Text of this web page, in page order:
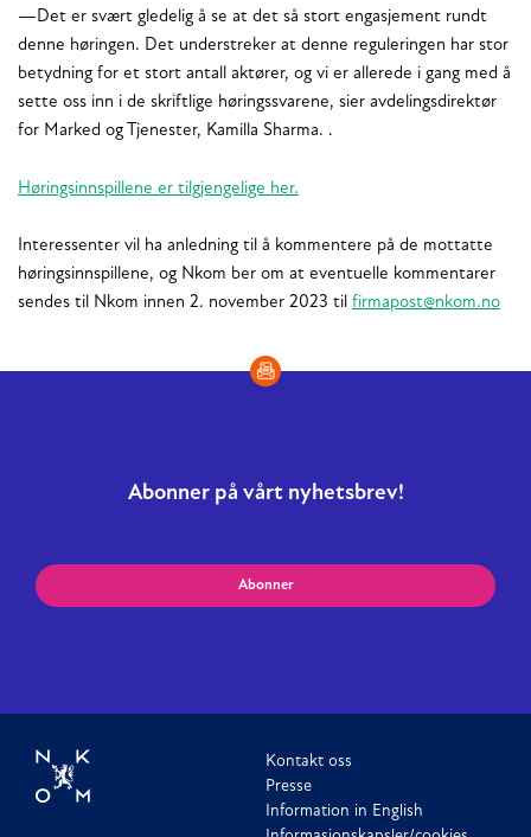
—Det er svært gledelig å se at det så stort engasjement rundt
denne høringen. Det understreker at denne reguleringen har stor
betydning for et stort antall aktører, og vi er allerede i gang med å
sette oss inn i de skriftlige høringssvarene, sier avdelingsdirektør
for Marked og Tjenester, Kamilla Sharma. .
Høringsinnspillene er tilgjengelige her.
Interessenter vil ha anledning til å kommentere på de mottatte
høringsinnspillene, og Nkom ber om at eventuelle kommentarer
sendes til Nkom innen 2. november 2023 til firmapost@nkom.no
Abonner på vårt nyhetsbrev!
Abonner
Kontakt oss
Presse
Information in English